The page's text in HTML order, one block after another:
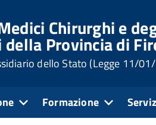
Chirurghi e
Provincia di
dello Stato (Legge 11/
Formazione
frequenti FAQ